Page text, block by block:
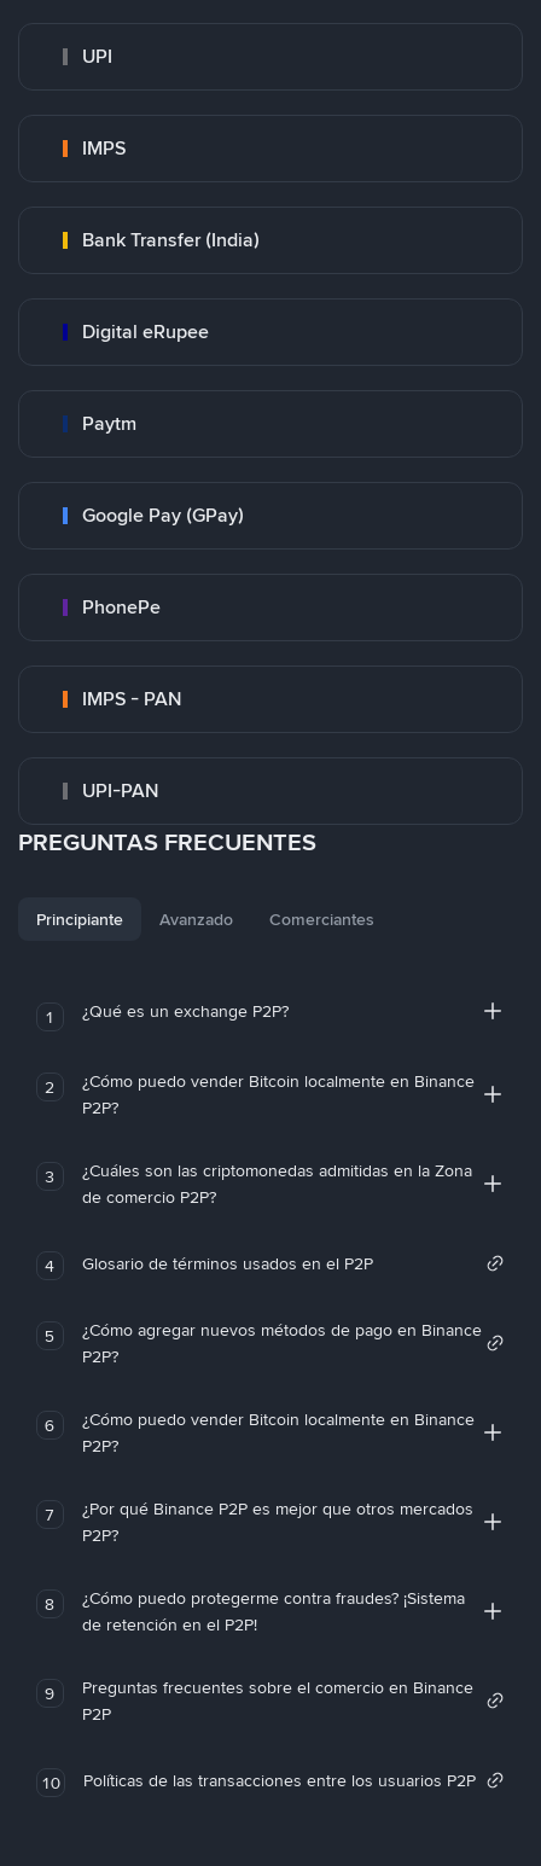
UPI
IMPS
Bank Transfer (India)
Digital eRupee
Paytm
Google Pay (GPay)
PhonePe
IMPS - PAN
UPI-PAN
PREGUNTAS FRECUENTES
Principiante Avanzado Comerciantes
1 ¿Qué es un exchange P2P?
2
¿Cómo puedo vender Bitcoin localmente en Binance
P2P?
3
¿Cuáles son las criptomonedas admitidas en la Zona
de comercio P2P?
4 Glosario de términos usados en el P2P
5
¿Cómo agregar nuevos métodos de pago en Binance
P2P?
6
¿Cómo puedo vender Bitcoin localmente en Binance
P2P?
7
¿Por qué Binance P2P es mejor que otros mercados
P2P?
8
¿Cómo puedo protegerme contra fraudes? ¡Sistema
de retención en el P2P!
9
Preguntas frecuentes sobre el comercio en Binance
P2P
10 Políticas de las transacciones entre los usuarios P2P